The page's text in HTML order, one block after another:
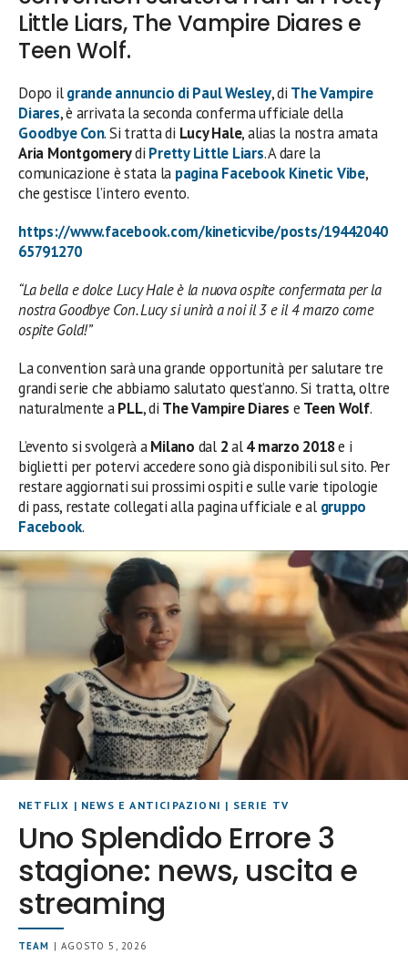
Little Liars, The Vampire Diares e
Teen Wolf.
Dopo ilgrande annuncio diPaul Wesley, di The Vampire
Diares, è arrivata la seconda conferma ufficiale della
Goodbye Con. Si tratta di Lucy Hale, alias la nostra amata
Aria Montgomerydi Pretty Little Liars. A dare la
comunicazione è stata la paginaFacebook Kinetic Vibe,
che gestisce l’intero evento.
https://www.facebook.com/kineticvibe/posts/19442040
65791270
“La bella e dolce Lucy Hale è la nuova ospite confermata per la
nostra Goodbye Con. Lucy si unirà a noi il 3 e il 4 marzo come
ospite Gold!”
La convention sarà una grande opportunità per salutare tre
grandi serie che abbiamo salutato quest’anno. Si tratta, oltre
naturalmente aPLL, di The Vampire Diares e Teen Wolf.
L’evento si svolgerà aMilano dal 2al4 marzo 2018e i
biglietti per potervi accedere sono già disponibili sul sito. Per
restare aggiornati sui prossimi ospiti e sulle varie tipologie
di pass, restate collegati alla pagina ufficiale e al gruppo
Facebook.
NETFLIX | NEWS E ANTICIPAZIONI | SERIE TV
Uno Splendido Errore 3
stagione: news, uscita e
streaming
TEAM | AGOSTO 5, 2026